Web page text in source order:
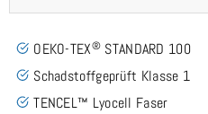
OEKO-TEX® STANDARD 100
Schadstoffgeprüft Klasse 1
TENCEL™ Lyocell Faser